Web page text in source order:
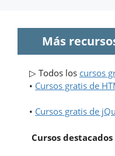
Más
▷ Todos los cursos
• Cursos gratis de
• Cursos gratis de
Cursos destacados